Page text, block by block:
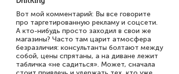
Вот мой комментарий: Вы все говорите
про таргетированную рекламу и соцсети.
А кто-нибудь просто заходил в свои же
магазины? Часто там царит атмосфера
безразличия: консультанты болтают между
собой, цены спрятаны, а на диване лежит
табличка «не садиться». Может, сначала